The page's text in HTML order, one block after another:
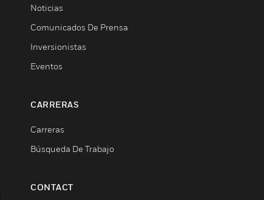
Noticias
Comunicados De Prensa
Inversionistas
Eventos
CARRERAS
Carreras
Búsqueda De Trabajo
CONTACT